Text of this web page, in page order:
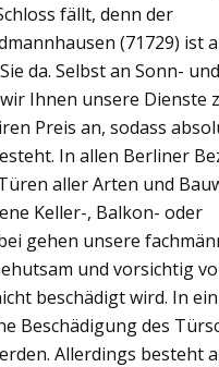
fällt, denn der
(71729) ist
da. Selbst an Sonn- und
Ihnen unsere Dienste
Preis an, sodass
In allen Berliner
aller Arten und
Keller-, Balkon- oder
gehen unsere
und vorsichtig
beschädigt wird. In
Beschädigung des
Allerdings besteht